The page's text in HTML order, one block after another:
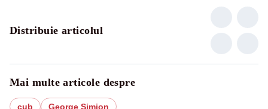
Distribuie articolul
Mai multe articole despre
cub George Simion